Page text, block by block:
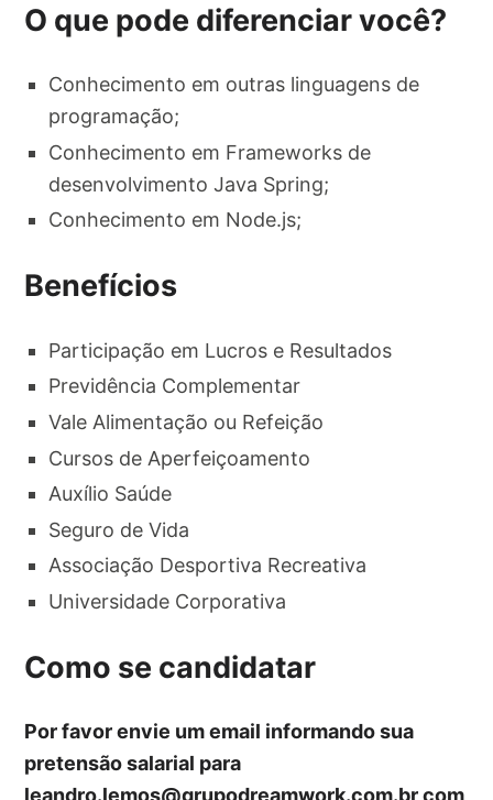
O que pode diferenciar você?
Conhecimento em outras linguagens de
programação;
Conhecimento em Frameworks de
desenvolvimento Java Spring;
Conhecimento em Node.js;
Benefícios
Participação em Lucros e Resultados
Previdência Complementar
Vale Alimentação ou Refeição
Cursos de Aperfeiçoamento
Auxílio Saúde
Seguro de Vida
Associação Desportiva Recreativa
Universidade Corporativa
Como se candidatar
Por favor envie um email informando sua
pretensão salarial para